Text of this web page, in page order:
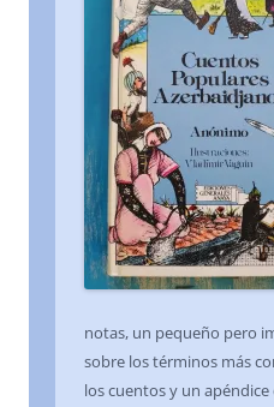
notas, un pequeño pero
sobre los términos más
los cuentos y un apéndice